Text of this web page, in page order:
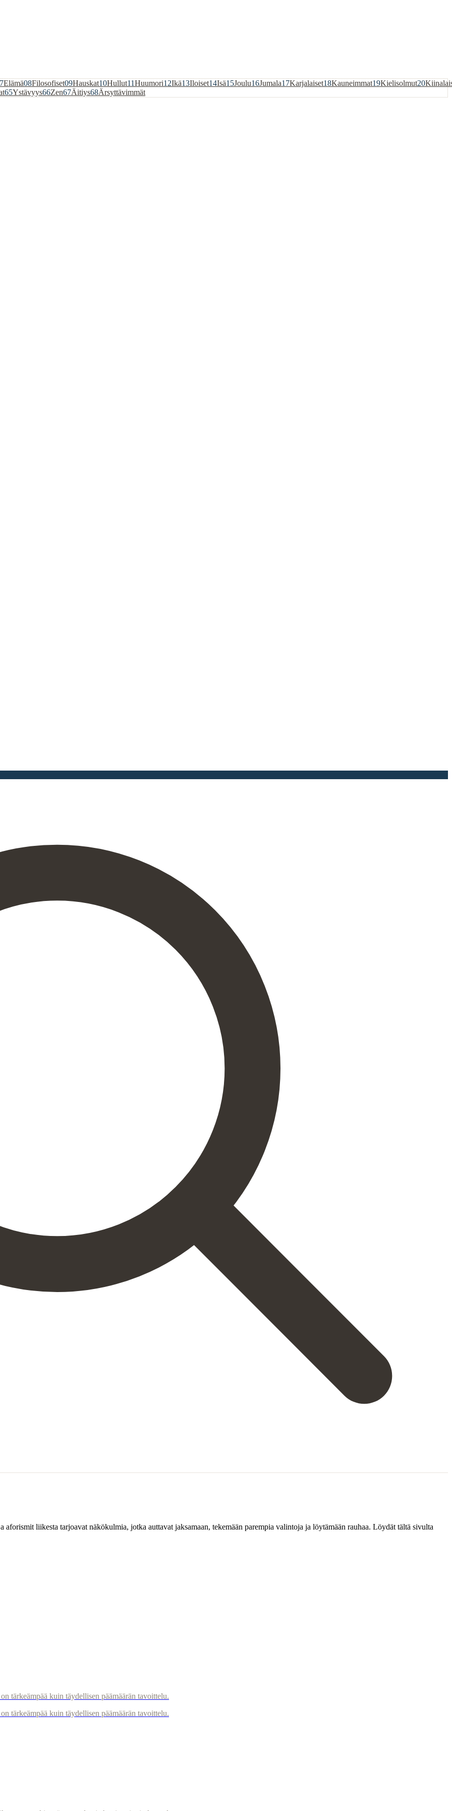
Elämä08Filosofiset09Hauskat10Hullut11Huumori12Ikä13Iloiset14Isä15Joulu16Jumala17Karjalaiset18Kauneimmat19Kielisolmut20
65Ystävyys66Zen67Äitiys68Ärsyttävimmät
liikesta tarjoavat näkökulmia, jotka auttavat jaksamaan, tekemään parempia valintoja ja löytämään rauhaa. Löydät tältä sivulta
tärkeämpää kuin täydellisen päämäärän tavoittelu.
tärkeämpää kuin täydellisen päämäärän tavoittelu.